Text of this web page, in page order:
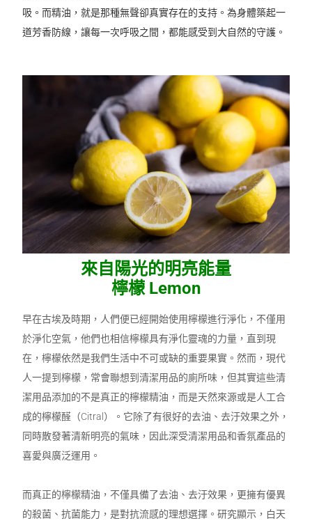
吸。而精油，就是那種無聲卻真實存在的支持。為身體築起一
道芳香防線，讓每一次呼吸之間，都能感受到大自然的守護。
來自陽光的明亮能量
檸檬 Lemon
早在古埃及時期，人們便已經開始使用檸檬進行淨化，不僅用
於淨化空氣，他們也相信檸檬具有淨化靈魂的力量，直到現
在，檸檬依然是我們生活中不可或缺的重要果實。然而，現代
人一提到檸檬，常會聯想到清潔用品的廁所味，但其實這些清
潔用品添加的不是真正的檸檬精油，而是天然來源或是人工合
成的檸檬醛（Citral）。它除了有很好的去油、去汙效果之外，
同時散發著清新明亮的氣味，因此深受清潔用品和香氛產品的
喜愛與廣泛運用。
而真正的檸檬精油，不僅具備了去油、去汙效果，更擁有優異
的殺菌、抗菌能力，是對抗流感的理想選擇。研究顯示，白天